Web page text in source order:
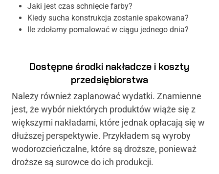
Jaki jest czas schnięcie farby?
Kiedy sucha konstrukcja zostanie spakowana?
Ile zdołamy pomalować w ciągu jednego dnia?
Dostępne środki nakładcze i koszty
przedsiębiorstwa
Należy również zaplanować wydatki. Znamienne
jest, że wybór niektórych produktów wiąże się z
większymi nakładami, które jednak opłacają się w
dłuższej perspektywie. Przykładem są wyroby
wodorozcieńczalne, które są droższe, ponieważ
droższe są surowce do ich produkcji.